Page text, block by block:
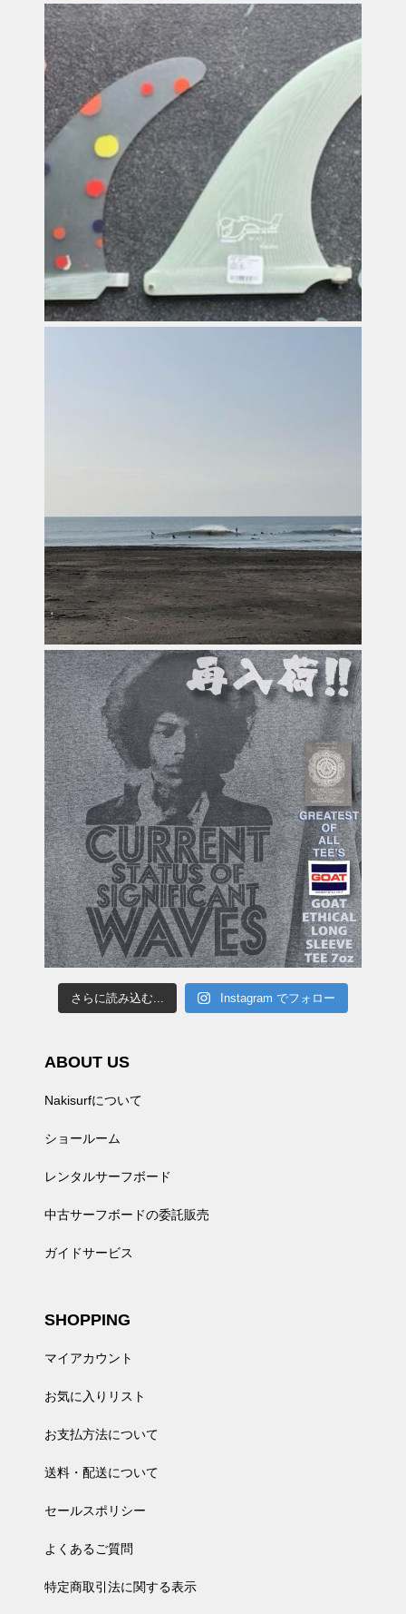
さらに読み込む... Instagram でフォロー
ABOUT US
Nakisurfについて
ショールーム
レンタルサーフボード
中古サーフボードの委託販売
ガイドサービス
SHOPPING
マイアカウント
お気に入りリスト
お支払方法について
送料・配送について
セールスポリシー
よくあるご質問
特定商取引法に関する表示